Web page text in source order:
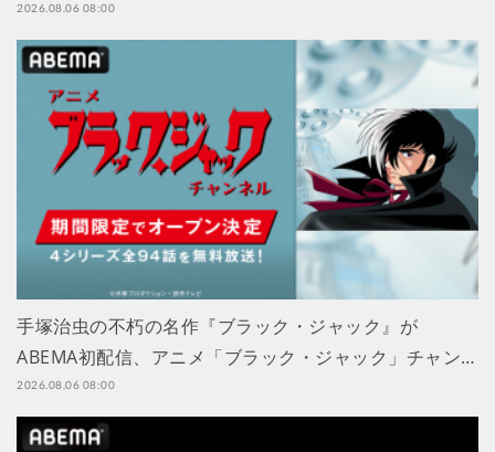
2026.08.06 08:00
手塚治虫の不朽の名作『ブラック・ジャック』が
ABEMA初配信、アニメ「ブラック・ジャック」チャン…
2026.08.06 08:00